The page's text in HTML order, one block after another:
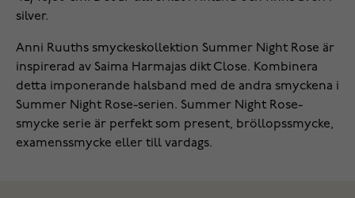
silver.
Anni Ruuths smyckeskollektion Summer Night Rose är
inspirerad av Saima Harmajas dikt Close. Kombinera
detta imponerande halsband med de andra smyckena i
Summer Night Rose-serien. Summer Night Rose-
smycke serie är perfekt som present, bröllopssmycke,
examenssmycke eller till vardags.